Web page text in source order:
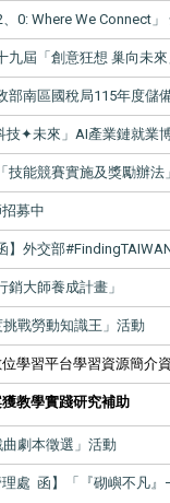
0: Where We Connect
九屆「創意狂想 巢向未
南區國稅局115年度儲
技✦未來」AI產業鏈就業
技能競賽實施及獎勵辦法」
募中
】外交部
銷大師養成計畫」
挑戰勞動知識王」活動
學習平台學習資源簡介
教學實踐研究補助
曲劇本徵選」活動
處 函】「『砌嶼不凡